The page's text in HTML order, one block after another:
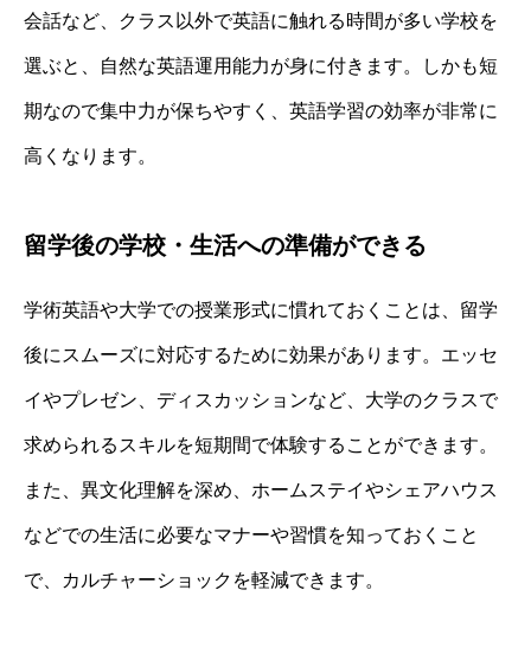
会話など、クラス以外で英語に触れる時間が多い学校を
選ぶと、自然な英語運用能力が身に付きます。しかも短
期なので集中力が保ちやすく、英語学習の効率が非常に
高くなります。
留学後の学校・生活への準備ができる
学術英語や大学での授業形式に慣れておくことは、留学
後にスムーズに対応するために効果があります。エッセ
イやプレゼン、ディスカッションなど、大学のクラスで
求められるスキルを短期間で体験することができます。
また、異文化理解を深め、ホームステイやシェアハウス
などでの生活に必要なマナーや習慣を知っておくこと
で、カルチャーショックを軽減できます。